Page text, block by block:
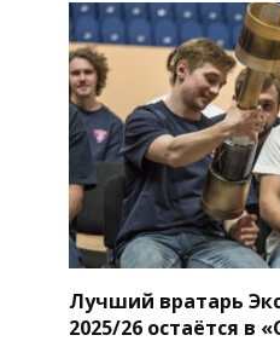
Лучший вратарь
2025/26 остаётся в